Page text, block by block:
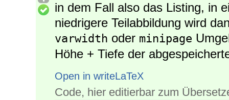
in dem Fall also das Listing, in
niedrigere Teilabbildung wird
varwidth oder minipage
Höhe + Tiefe der
Open in writeLaTeX
Code, hier editierbar zum